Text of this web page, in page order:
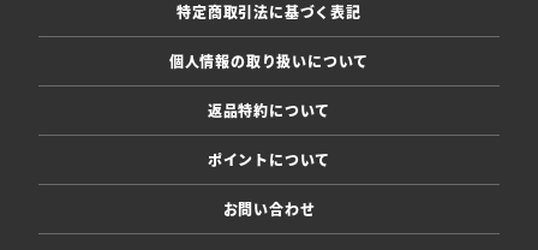
特定商取引法に基づく表記
個人情報の取り扱いについて
返品特約について
ポイントについて
お問い合わせ